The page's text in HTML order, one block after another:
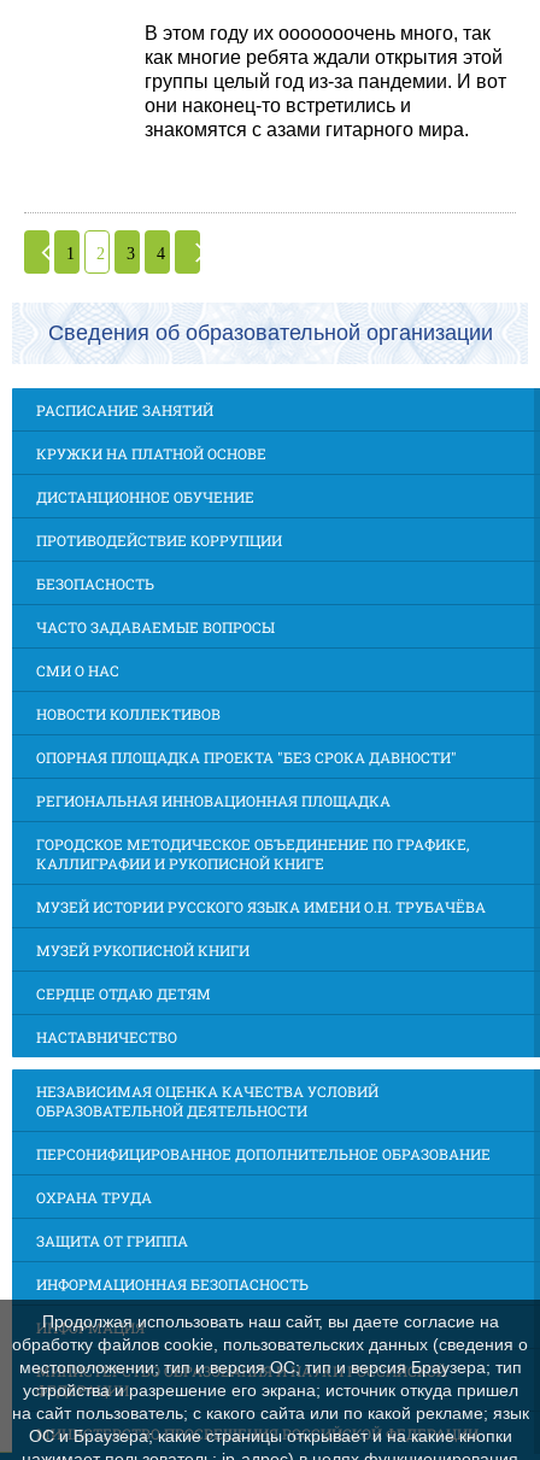
В этом году их ооооооочень много, так
как многие ребята ждали открытия этой
группы целый год из-за пандемии. И вот
они наконец-то встретились и
знакомятся с азами гитарного мира.
1 2 3 4
Сведения об образовательной организации
РАСПИСАНИЕ ЗАНЯТИЙ
КРУЖКИ НА ПЛАТНОЙ ОСНОВЕ
ДИСТАНЦИОННОЕ ОБУЧЕНИЕ
ПРОТИВОДЕЙСТВИЕ КОРРУПЦИИ
БЕЗОПАСНОСТЬ
ЧАСТО ЗАДАВАЕМЫЕ ВОПРОСЫ
СМИ О НАС
НОВОСТИ КОЛЛЕКТИВОВ
ОПОРНАЯ ПЛОЩАДКА ПРОЕКТА "БЕЗ СРОКА ДАВНОСТИ"
РЕГИОНАЛЬНАЯ ИННОВАЦИОННАЯ ПЛОЩАДКА
ГОРОДСКОЕ МЕТОДИЧЕСКОЕ ОБЪЕДИНЕНИЕ ПО ГРАФИКЕ,
КАЛЛИГРАФИИ И РУКОПИСНОЙ КНИГЕ
МУЗЕЙ ИСТОРИИ РУССКОГО ЯЗЫКА ИМЕНИ О.Н. ТРУБАЧЁВА
МУЗЕЙ РУКОПИСНОЙ КНИГИ
СЕРДЦЕ ОТДАЮ ДЕТЯМ
НАСТАВНИЧЕСТВО
НЕЗАВИСИМАЯ ОЦЕНКА КАЧЕСТВА УСЛОВИЙ
ОБРАЗОВАТЕЛЬНОЙ ДЕЯТЕЛЬНОСТИ
ПЕРСОНИФИЦИРОВАННОЕ ДОПОЛНИТЕЛЬНОЕ ОБРАЗОВАНИЕ
ОХРАНА ТРУДА
ЗАЩИТА ОТ ГРИППА
ИНФОРМАЦИОННАЯ БЕЗОПАСНОСТЬ
ИНФОРМАЦИЯ
МИНИСТЕРСТВО ОБРАЗОВАНИЯ И НАУКИ РОССИЙСКОЙ
ФЕДЕРАЦИИ
МИНИСТЕРСТВО ПРОСВЕЩЕНИЯ РОССИЙСКОЙ ФЕДЕРАЦИИ
Продолжая использовать наш сайт, вы даете согласие на
обработку файлов cookie, пользовательских данных (сведения о
местоположении; тип и версия ОС; тип и версия Браузера; тип
устройства и разрешение его экрана; источник откуда пришел
на сайт пользователь; с какого сайта или по какой рекламе; язык
ОС и Браузера; какие страницы открывает и на какие кнопки